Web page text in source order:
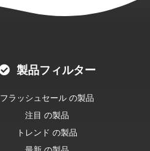
製品フィルター
フラッシュセール の製品
注目 の製品
トレンド の製品